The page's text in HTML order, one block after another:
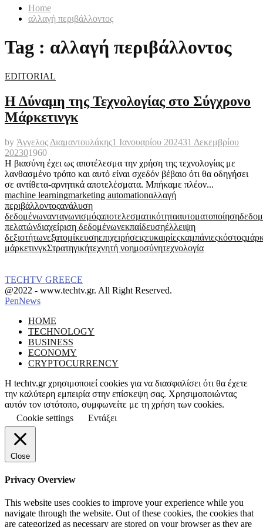
Home
αλλαγή περιβάλλοντος
Tag : αλλαγή περιβάλλοντος
EDITORIAL
Η Δύναμη της Τεχνολογίας στο Σύγχρονο
Μάρκετινγκ
by Άγγελος Διαμαντουλάκης1 Ιανουαρίου 202431 Δεκεμβρίου
202301960
Η βιασύνη έχει ως αποτέλεσμα την χρήση της τεχνολογίας με
λανθασμένο τρόπο και αυτό είναι σχεδόν βέβαιο ότι θα οδηγήσει
σε αντίθετα-αρνητικά αποτελέσματα. Μπήκαμε πλέον...
machine learningmarketing automationαλλαγή
περιβάλλοντοςανάλυση
δεδομένωνανταγωνισμόςαποτελεσματικότητααυτοματοποίηση
πελατώνδιαχείριση δεδομένωνεκπαίδευσηέλλειψη
δεξιοτήτωνεξατομίκευσηεπιχειρήσειςευκαιρίεςκαμπάνιεςκόστος
μάρκετινγκΣτρατηγικήτεχνητή νοημοσύνητεχνολογία
TECHTV GREECE
Facebook
Instagram
@2022 - www.techtv.gr. All Right Reserved.
PenNews
HOME
TECHNOLOGY
BUSINESS
ECONOMY
CRYPTOCURRENCY
Η techtv.gr χρησιμοποιεί cookies για να διασφαλίσει ότι θα έχετε
την καλύτερη εμπειρία στην επίσκεψη σας. Χρησιμοποιώντας
αυτόν τον ιστότοπο, συμφωνείτε με τη χρήση των cookies.
Cookie settings
Εντάξει
Close
Privacy Overview
This website uses cookies to improve your experience while you
navigate through the website. Out of these cookies, the cookies that
are categorized as necessary are stored on your browser as they are